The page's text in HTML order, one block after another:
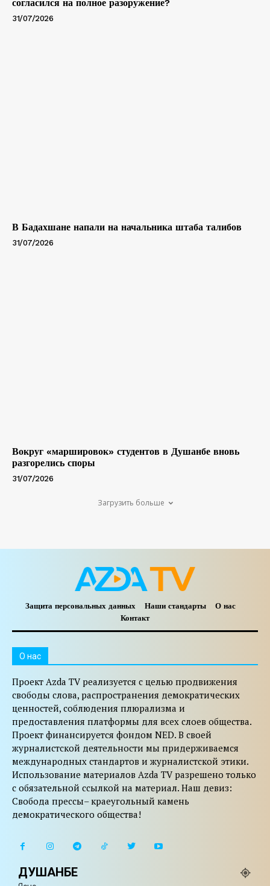
согласился на полное разоружение?
31/07/2026
В Бадахшане напали на начальника штаба талибов
31/07/2026
Вокруг «маршировок» студентов в Душанбе вновь
разгорелись споры
31/07/2026
Загрузить больше
Защита персональных данных Наши стандарты
О нас
Контакт
O нас
Проект Azda TV реализуется с целью продвижения
свободы слова, распространения демократических
ценностей, соблюдения плюрализма и
предоставления платформы для всех слоев общества.
Проект финансируется фондом NED. В своей
журналистской деятельности мы придерживаемся
международных стандартов и журналистской этики.
Использование материалов Azda TV разрешено только
с обязательной ссылкой на материал. Наш девиз:
Свобода прессы– краеугольный камень
демократического общества!
ДУШАНБЕ